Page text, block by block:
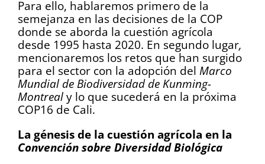
Para ello, hablaremos primero de la
semejanza en las decisiones de la COP
donde se aborda la cuestión agrícola
desde 1995 hasta 2020. En segundo lugar,
mencionaremos los retos que han surgido
para el sector con la adopción del Marco
Mundial de Biodiversidad de Kunming-
Montreal y lo que sucederá en la próxima
COP16 de Cali.
La génesis de la cuestión agrícola en la
Convención sobre Diversidad Biológica